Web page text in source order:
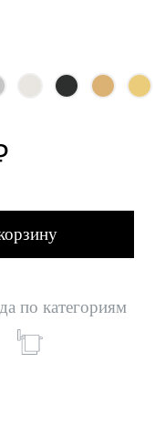
по категориям